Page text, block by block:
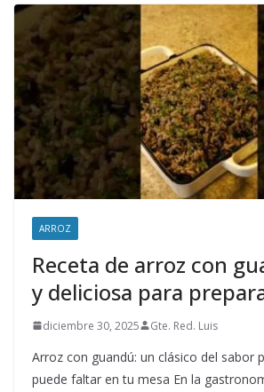
ARROZ
Receta de arroz con
y deliciosa para
diciembre 30, 2025 Gte. Red. Luis
Arroz con guandú: un clásico del sabor
puede faltar en tu mesa En la